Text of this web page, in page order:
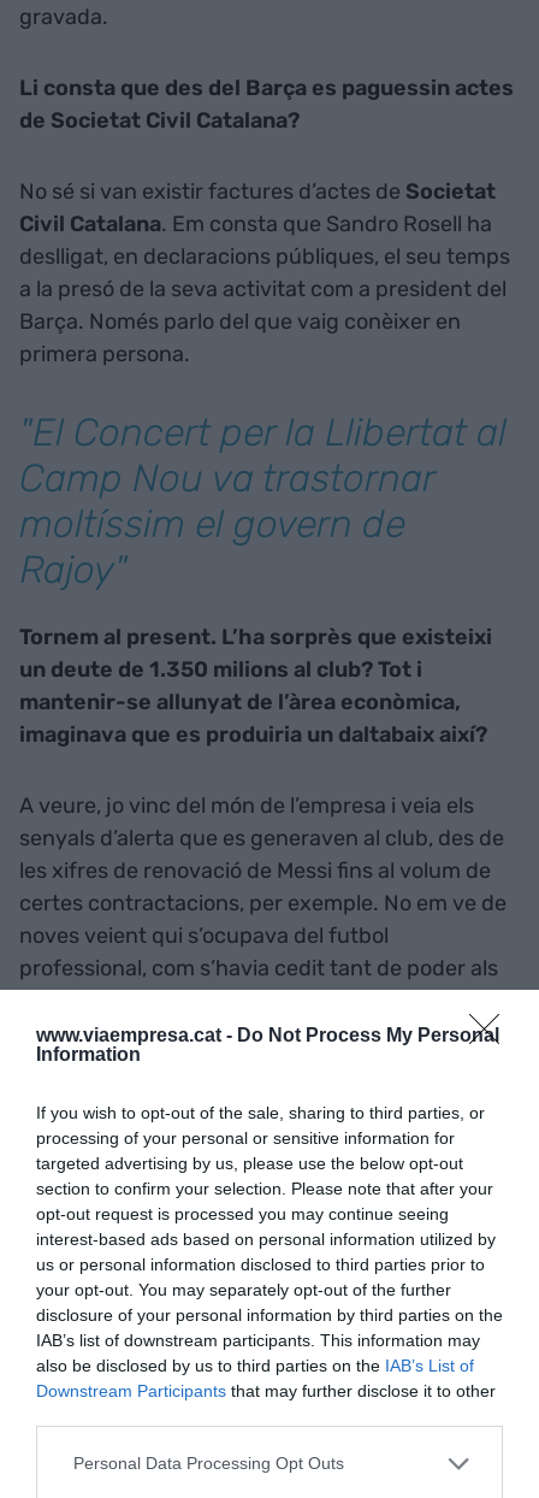
www.viaempresa.cat - Do Not Process My Personal
Information
If you wish to opt-out of the sale, sharing to third parties, or
processing of your personal or sensitive information for
targeted advertising by us, please use the below opt-out
section to confirm your selection. Please note that after your
opt-out request is processed you may continue seeing
interest-based ads based on personal information utilized by
us or personal information disclosed to third parties prior to
your opt-out. You may separately opt-out of the further
disclosure of your personal information by third parties on the
IAB’s list of downstream participants. This information may
also be disclosed by us to third parties on the IAB’s List of
Downstream Participants that may further disclose it to other
Personal Data Processing Opt Outs
gravada.
Li consta que des del Barça es paguessin actes
de Societat Civil Catalana?
No sé si van existir factures d’actes de Societat
Civil Catalana. Em consta que Sandro Rosell ha
deslligat, en declaracions públiques, el seu temps
a la presó de la seva activitat com a president del
Barça. Només parlo del que vaig conèixer en
primera persona.
"El Concert per la Llibertat al
Camp Nou va trastornar
moltíssim el govern de
Rajoy"
Tornem al present. L’ha sorprès que existeixi
un deute de 1.350 milions al club? Tot i
mantenir-se allunyat de l’àrea econòmica,
imaginava que es produiria un daltabaix així?
A veure, jo vinc del món de l’empresa i veia els
senyals d’alerta que es generaven al club, des de
les xifres de renovació de Messi fins al volum de
certes contractacions, per exemple. No em ve de
noves veient qui s’ocupava del futbol
professional, com s’havia cedit tant de poder als
de contracte. Ara, de totes maneres, no m’ho sé
explicar. Francament, no ho entenc, però veig clar
tenir certes responsabilitats. I les ha tingudes, per
desgràcia. Així s’explica la situació i, a més, els
plou la COVID-19.
Pel que sabem, a Sandro Rosell li molesta molt
ara que se’l posi al mateix sac de gestió de
Josep Maria Bartomeu...
No he parlat d’això amb ell, amb franquesa. No
crec que mai verbalitzi un pensament així sobre el
seu amic, el seu vicepresident. És un home fidel